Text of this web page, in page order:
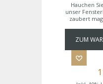
Hauchen
unser
zaubert
ZUM